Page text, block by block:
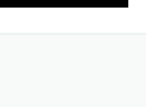
Ronaldo usai Bantai Tim Berposisi